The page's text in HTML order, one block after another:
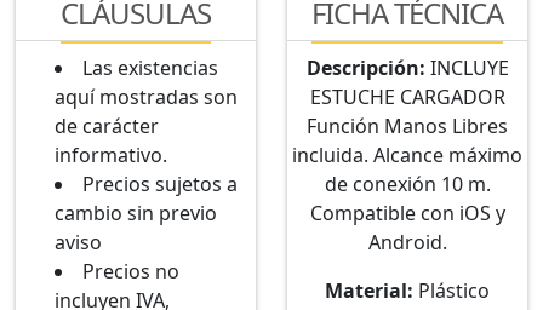
CLÁUSULAS
Las existencias
aquí mostradas son
de carácter
informativo.
Precios sujetos a
cambio sin previo
aviso
Precios no
incluyen IVA,
FICHA TÉCNICA
Descripción: INCLUYE
ESTUCHE CARGADOR
Función Manos Libres
incluida. Alcance máximo
de conexión 10 m.
Compatible con iOS y
Android.
Material: Plástico